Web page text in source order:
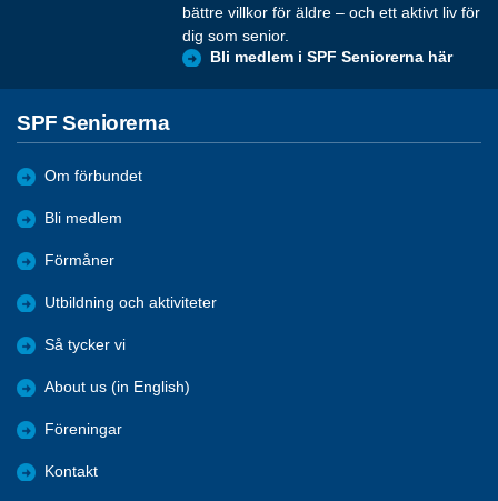
bättre villkor för äldre – och ett aktivt liv för
dig som senior.
Bli medlem i SPF Seniorerna här
SPF Seniorerna
Om förbundet
Bli medlem
Förmåner
Utbildning och aktiviteter
Så tycker vi
About us (in English)
Föreningar
Kontakt